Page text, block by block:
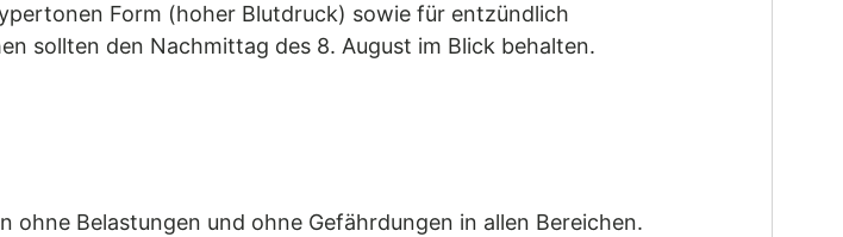
Form (hoher Blutdruck) sowie für entzündlich
sollten den Nachmittag des 8. August im Blick behalten.
Belastungen und ohne Gefährdungen in allen Bereichen.